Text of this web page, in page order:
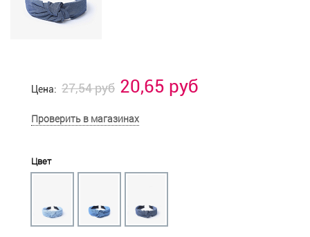
Цена: 27,54 руб 20,65 руб
Проверить в магазинах
Цвет